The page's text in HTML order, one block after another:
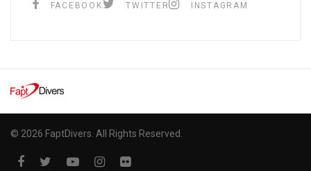
FACEBOOK TWITTER INSTAGRAM
© 2026 FaptDivers. All Rights Reserved.